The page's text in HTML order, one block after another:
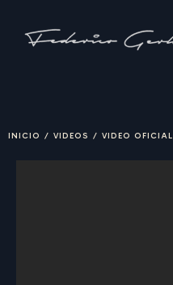
INICIO / VIDEOS / VIDEO OFICIAL